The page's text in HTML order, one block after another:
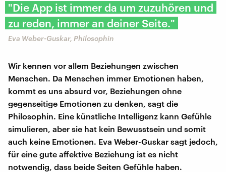
"Die App ist immer da um zuzuhören und
zu reden, immer an deiner Seite."
Eva Weber-Guskar, Philosophin
Wir kennen vor allem Beziehungen zwischen
Menschen. Da Menschen immer Emotionen haben,
kommt es uns absurd vor, Beziehungen ohne
gegenseitige Emotionen zu denken, sagt die
Philosophin. Eine künstliche Intelligenz kann Gefühle
simulieren, aber sie hat kein Bewusstsein und somit
auch keine Emotionen. Eva Weber-Guskar sagt jedoch,
für eine gute affektive Beziehung ist es nicht
notwendig, dass beide Seiten Gefühle haben.